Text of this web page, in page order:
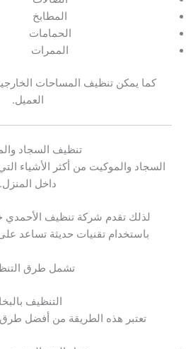
المطابخ
الحمامات
الممرات
كما يمكن تنظيف المساحات
العميل.
تنظيف السجاد
السجاد والموكيت من أكثر الأشياء التي
داخل المنزل.
لذلك تقدم شركة تنظيف
باستخدام تقنيات حديثة تساعد على
تشمل طرق
التنظيف
تعتبر هذه الطريقة من أفضل طرق